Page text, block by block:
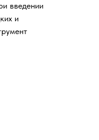
введении
и